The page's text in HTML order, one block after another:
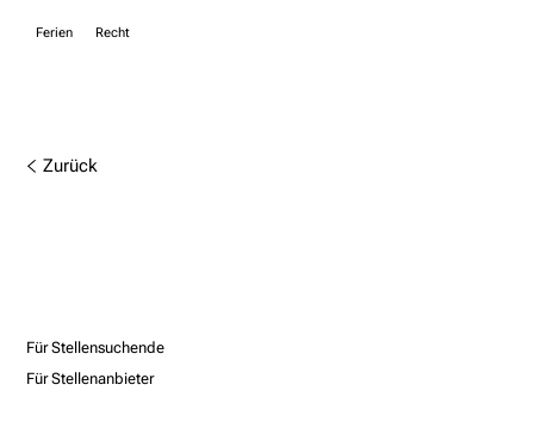
Ferien Recht
Zurück
Für Stellensuchende
Für Stellenanbieter